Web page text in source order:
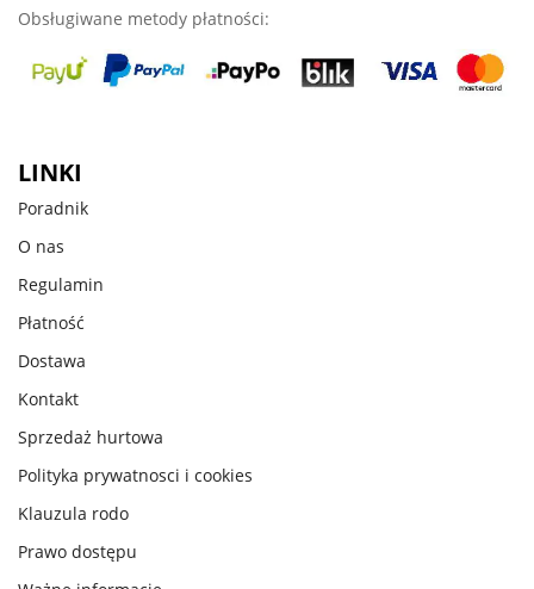
Obsługiwane metody płatności:
LINKI
Poradnik
O nas
Regulamin
Płatność
Dostawa
Kontakt
Sprzedaż hurtowa
Polityka prywatnosci i cookies
Klauzula rodo
Prawo dostępu